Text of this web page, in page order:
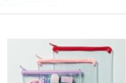
かせ。クラスTシャツからイベントスタ
ほど良い厚みで性別や年代を問わず着用
しやすい正統派な1枚。豊富なカラーバ
リエーションで、好みの色もきっと見つ
かります！